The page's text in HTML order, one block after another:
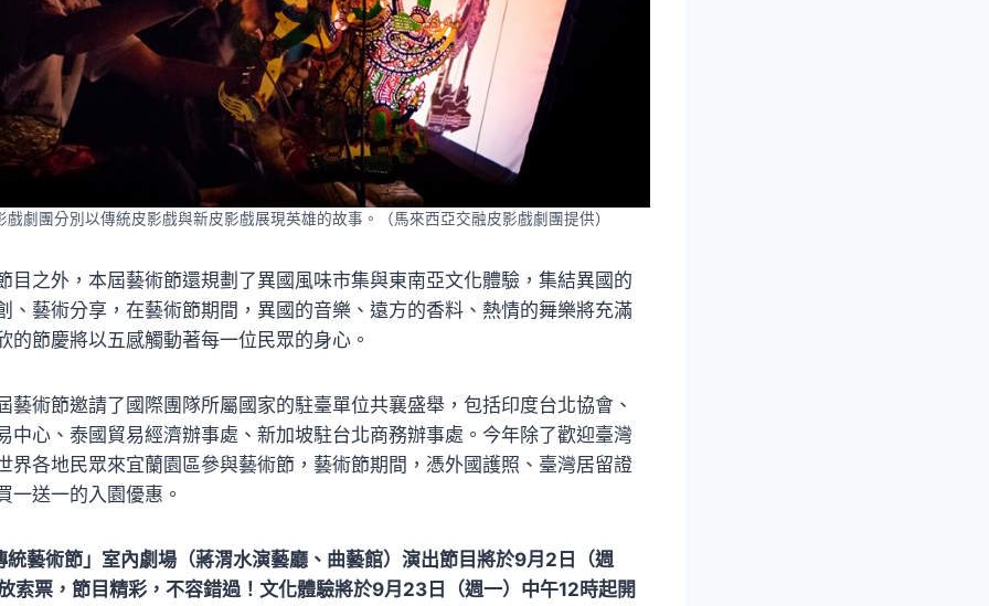
戲劇團分別以傳統皮影戲與新皮影戲展現英雄的故事。（馬來西亞交融皮影戲劇團提供）
目之外，本屆藝術節還規劃了異國風味市集與東南亞文化體驗，集結異國的
、藝術分享，在藝術節期間，異國的音樂、遠方的香料、熱情的舞樂將充滿
的節慶將以五感觸動著每一位民眾的身心。
藝術節邀請了國際團隊所屬國家的駐臺單位共襄盛舉，包括印度台北協會、
中心、泰國貿易經濟辦事處、新加坡駐台北商務辦事處。今年除了歡迎臺灣
界各地民眾來宜蘭園區參與藝術節，藝術節期間，憑外國護照、臺灣居留證
一送一的入園優惠。
術節」室內劇場（蔣渭水演藝廳、曲藝館）演出節目將於9月2日（週
索票，節目精彩，不容錯過！文化體驗將於9月23日（週一）中午12時起開